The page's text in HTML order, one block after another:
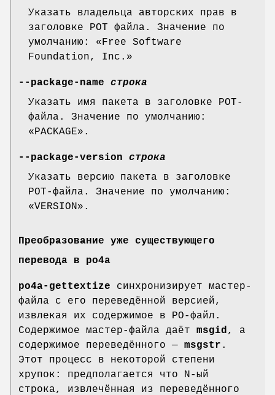
Указать владельца авторских прав в
заголовке POT файла. Значение по
умолчанию: «Free Software
Foundation, Inc.»
--package-name
строка
Указать имя пакета в заголовке POT-
файла. Значение по умолчанию:
«PACKAGE».
--package-version
строка
Указать версию пакета в заголовке
POT-файла. Значение по умолчанию:
«VERSION».
Преобразование уже существующего
перевода в po4a
po4a-gettextize синхронизирует мастер-
файла с его переведённой версией,
извлекая их содержимое в PO-файл.
Содержимое мастер-файла даёт msgid , а
содержимое переведённого — msgstr .
Этот процесс в некоторой степени
хрупок: предполагается что N-ый
строка, извлечённая из переведённого